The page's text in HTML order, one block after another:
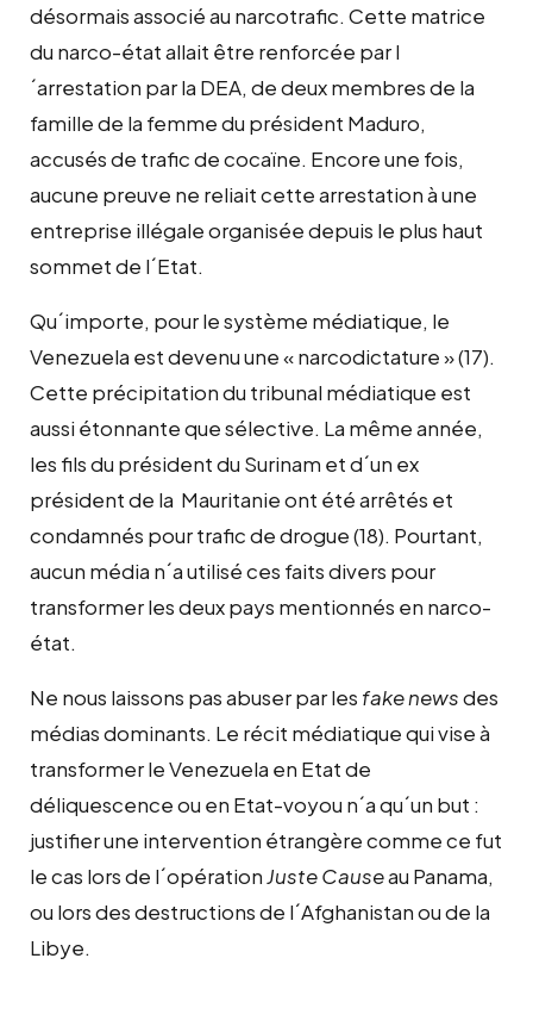
désormais associé au narcotrafic. Cette matrice
du narco-état allait être renforcée par l
´arrestation par la DEA, de deux membres de la
famille de la femme du président Maduro,
accusés de trafic de cocaïne. Encore une fois,
aucune preuve ne reliait cette arrestation à une
entreprise illégale organisée depuis le plus haut
sommet de l´Etat.
Qu´importe, pour le système médiatique, le
Venezuela est devenu une « narcodictature » (17).
Cette précipitation du tribunal médiatique est
aussi étonnante que sélective. La même année,
les fils du président du Surinam et d´un ex
président de la Mauritanie ont été arrêtés et
condamnés pour trafic de drogue (18). Pourtant,
aucun média n´a utilisé ces faits divers pour
transformer les deux pays mentionnés en narco-
état.
Ne nous laissons pas abuser par les fake newsdes
médias dominants. Le récit médiatique qui vise à
transformer le Venezuela en Etat de
déliquescence ou en Etat-voyou n´a qu´un but :
justifier une intervention étrangère comme ce fut
le cas lors de l´opérationJuste Causeau Panama,
ou lors des destructions de l´Afghanistan ou de la
Libye.